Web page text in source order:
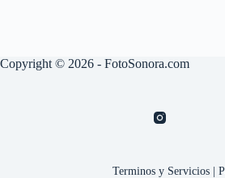
Copyright © 2026 - FotoSonora.com
Terminos y Servicios |